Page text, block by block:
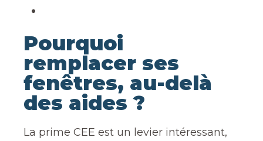
Pourquoi
remplacer ses
fenêtres, au-delà
des aides ?
La prime CEE est un levier intéressant,